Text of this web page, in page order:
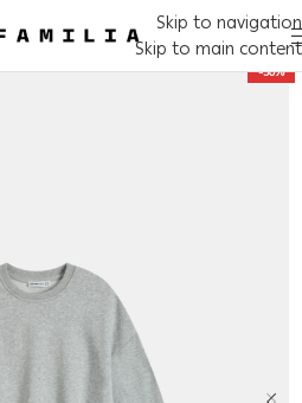
Skip to navigation
Skip to main content
-50%